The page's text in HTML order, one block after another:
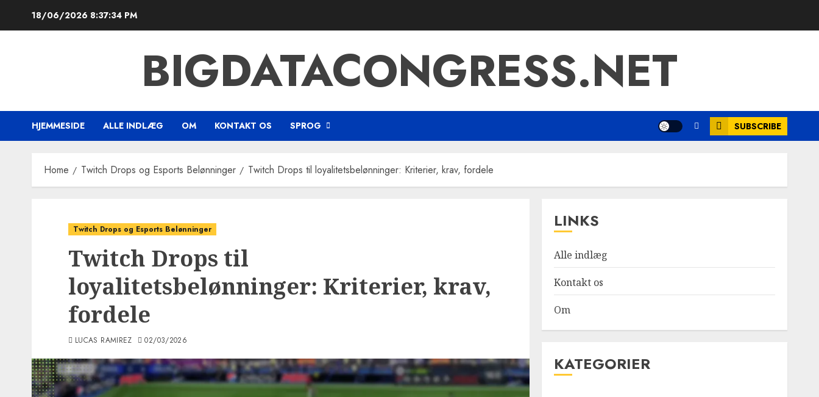
18/06/2026 8:37:35 PM
BIGDATACONGRESS.NET
HJEMMESIDE ALLE INDLÆG OM KONTAKT OS SPROG SUBSCRIBE
Home Twitch Drops og Esports Belønninger Twitch Drops til loyalitetsbelønninger: Kriterier, krav, fordele
Twitch Drops og Esports Belønninger
Twitch Drops til
loyalitetsbelønninger: Kriterier, krav,
fordele
LUCAS RAMIREZ 02/03/2026
LINKS
Alle indlæg
Kontakt os
Om
KATEGORIER